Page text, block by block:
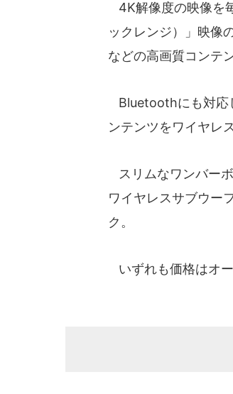
4K解像度の映像を
ックレンジ）」映像
などの高画質コンテ
Bluetoothにも対応
ンテンツをワイヤレ
スリムなワンバー
ワイヤレスサブウー
ク。
いずれも価格はオー